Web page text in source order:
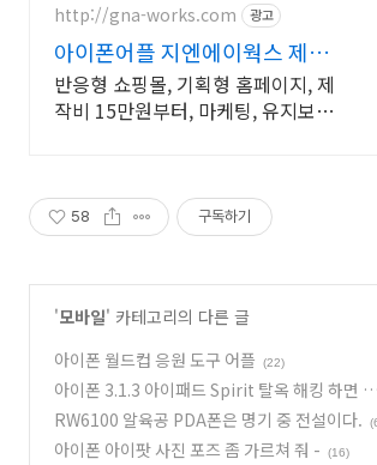
http://gna-works.com 광고
아이폰어플 지엔에이웍스 제작
비용 최저 15만원부터!
반응형 쇼핑몰, 기획형 홈페이지, 제
작비 15만원부터, 마케팅, 유지보수
58 구독하기
'모바일' 카테고리의 다른 글
아이폰 월드컵 응원 도구 어플
(22)
아이폰 3.1.3 아이패드 Spirit 탈옥 해킹 하면 안
되는 이유
(33)
RW6100 알육공 PDA폰은 명기 중 전설이다.
아이폰 아이팟 사진 포즈 좀 가르쳐 줘 - (16)